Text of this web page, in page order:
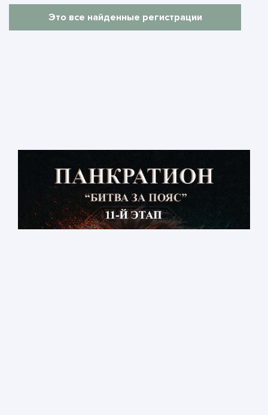
Это все найденные регистрации